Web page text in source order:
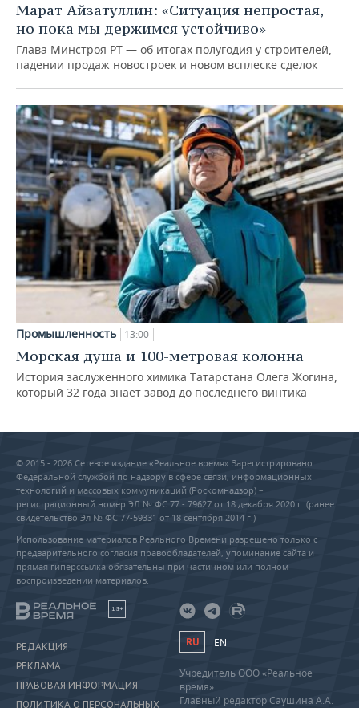
Марат Айзатуллин: «Ситуация непростая,
но пока мы держимся устойчиво»
Глава Минстроя РТ — об итогах полугодия у строителей,
падении продаж новостроек и новом всплеске сделок
Промышленность 13:00
Морская душа и 100-метровая колонна
История заслуженного химика Татарстана Олега Жогина,
который 32 года знает завод до последнего винтика
© 2015 - 2026 Сетевое издание «Реальное время» Зарегистрировано
Федеральной службой по надзору в сфере связи, информационных
технологий и массовых коммуникаций (Роскомнадзор) –
регистрационный номер ЭЛ № ФС 77 - 79627 от 18 декабря 2020 г. (ранее
свидетельство Эл № ФС 77-59331 от 18 сентября 2014 г.)
Использование материалов Реального Времени разрешено только с
предварительного согласия правообладателей, упоминание сайта и
прямая гиперссылка обязательны при частичном или полном
воспроизведении материалов.
18+
РЕДАКЦИЯ
РЕКЛАМА
ПРАВОВАЯ ИНФОРМАЦИЯ
ПОЛИТИКА О ПЕРСОНАЛЬНЫХ
RU EN
Учредитель ООО «Реальное
время»
Главный редактор Саушина А.А.